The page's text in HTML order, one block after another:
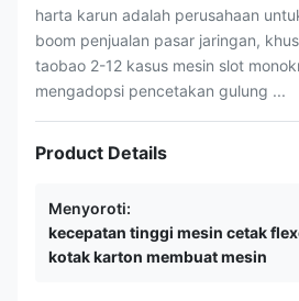
harta karun adalah perusahaan
boom penjualan pasar jaringan,
taobao 2-12 kasus mesin slot
mengadopsi pencetakan gulung ...
Product Details
Menyoroti:
kecepatan tinggi mesin cetak
kotak karton membuat mesin